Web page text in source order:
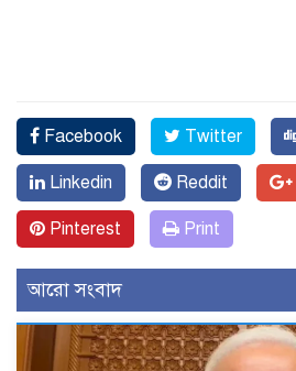
Facebook Twitter
Linkedin Reddit
Pinterest Print
আরো সংবাদ